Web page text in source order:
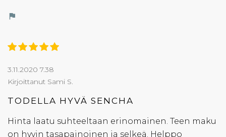
flag
3.11.2020 7.38
Kirjoittanut Sami S.
TODELLA HYVÄ SENCHA
Hinta laatu suhteeltaan erinomainen. Teen maku
on hyvin tasapainoinen ja selkeä. Helppo